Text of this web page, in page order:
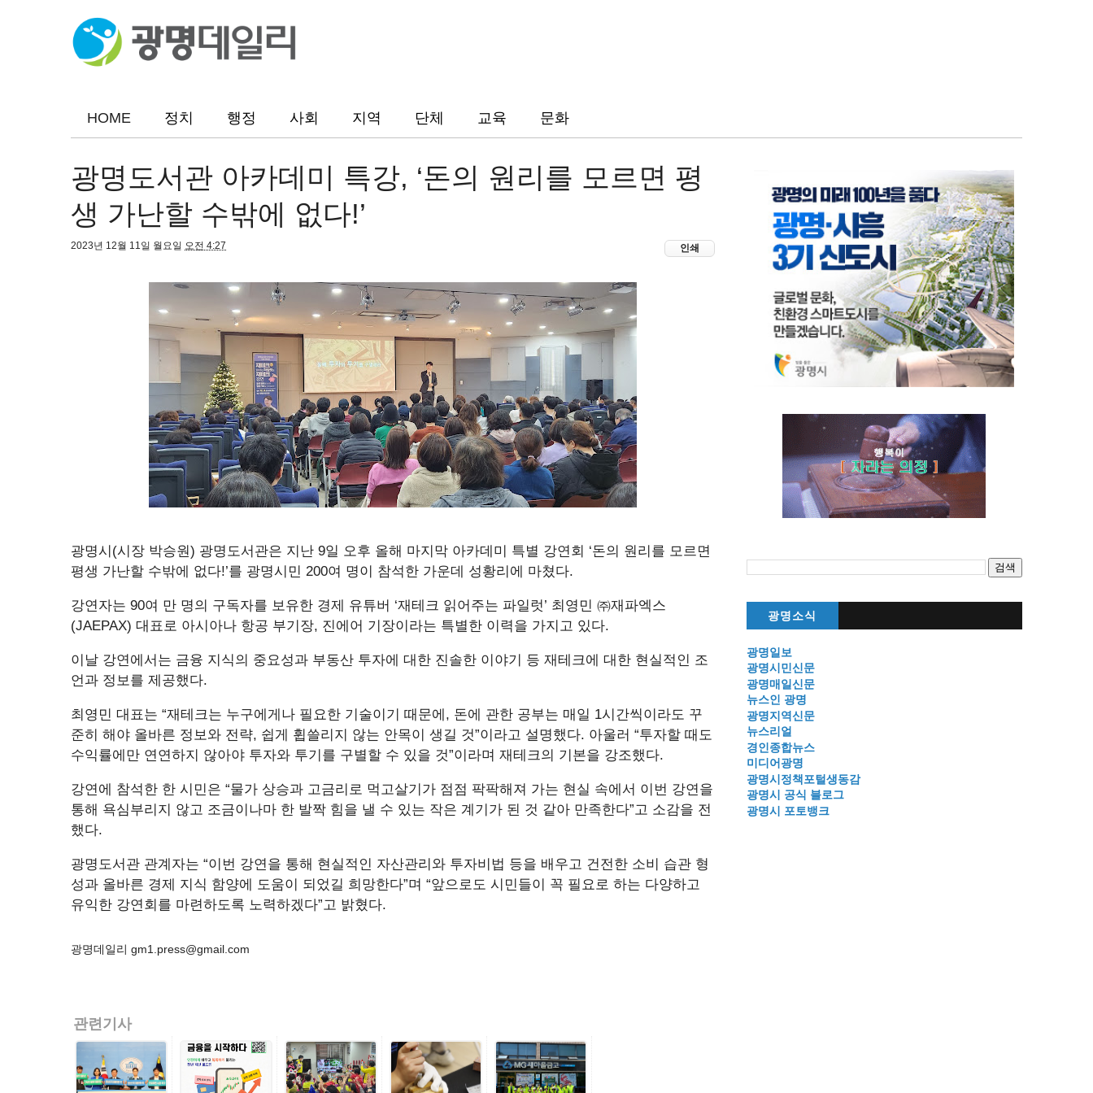
HOME 정치 행정 사회 지역 단체 교육 문화
광명도서관 아카데미 특강, ‘돈의 원리를 모르면 평
생 가난할 수밖에 없다!’
2023년 12월 11일 월요일 오전 4:27 인쇄
광명시(시장 박승원) 광명도서관은 지난 9일 오후 올해 마지막 아카데미 특별 강연회 ‘돈의 원리를 모르면
평생 가난할 수밖에 없다!’를 광명시민 200여 명이 참석한 가운데 성황리에 마쳤다.
강연자는 90여 만 명의 구독자를 보유한 경제 유튜버 ‘재테크 읽어주는 파일럿’ 최영민 ㈜재파엑스
(JAEPAX) 대표로 아시아나 항공 부기장, 진에어 기장이라는 특별한 이력을 가지고 있다.
이날 강연에서는 금융 지식의 중요성과 부동산 투자에 대한 진솔한 이야기 등 재테크에 대한 현실적인 조
언과 정보를 제공했다.
최영민 대표는 “재테크는 누구에게나 필요한 기술이기 때문에, 돈에 관한 공부는 매일 1시간씩이라도 꾸
준히 해야 올바른 정보와 전략, 쉽게 휩쓸리지 않는 안목이 생길 것”이라고 설명했다. 아울러 “투자할 때도
수익률에만 연연하지 않아야 투자와 투기를 구별할 수 있을 것”이라며 재테크의 기본을 강조했다.
강연에 참석한 한 시민은 “물가 상승과 고금리로 먹고살기가 점점 팍팍해져 가는 현실 속에서 이번 강연을
통해 욕심부리지 않고 조금이나마 한 발짝 힘을 낼 수 있는 작은 계기가 된 것 같아 만족한다”고 소감을 전
했다.
광명도서관 관계자는 “이번 강연을 통해 현실적인 자산관리와 투자비법 등을 배우고 건전한 소비 습관 형
성과 올바른 경제 지식 함양에 도움이 되었길 희망한다”며 “앞으로도 시민들이 꼭 필요로 하는 다양하고
유익한 강연회를 마련하도록 노력하겠다”고 밝혔다.
광명데일리 gm1.press@gmail.com
관련기사
광명소식
광명일보
광명시민신문
광명매일신문
뉴스인 광명
광명지역신문
뉴스리얼
경인종합뉴스
미디어광명
광명시정책포털생동감
광명시 공식 블로그
광명시 포토뱅크